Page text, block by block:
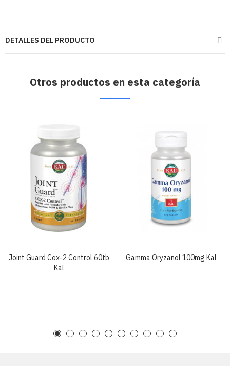
DETALLES DEL PRODUCTO
Otros productos en esta categoría
Joint Guard Cox-2 Control 60tb
Kal
Gamma Oryzanol 100mg Kal